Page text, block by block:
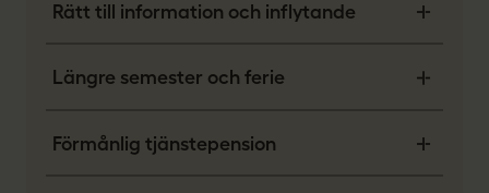
Rätt till information och inflytande
Längre semester och ferie
Förmånlig tjänstepension